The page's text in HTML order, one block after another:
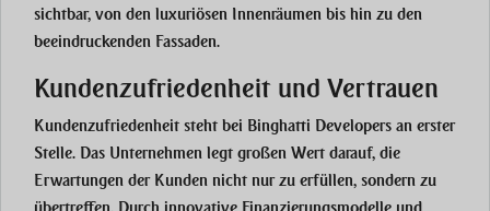
sichtbar, von den luxuriösen Innenräumen bis hin zu den
beeindruckenden Fassaden.
Kundenzufriedenheit und Vertrauen
Kundenzufriedenheit steht bei Binghatti Developers an erster
Stelle. Das Unternehmen legt großen Wert darauf, die
Erwartungen der Kunden nicht nur zu erfüllen, sondern zu